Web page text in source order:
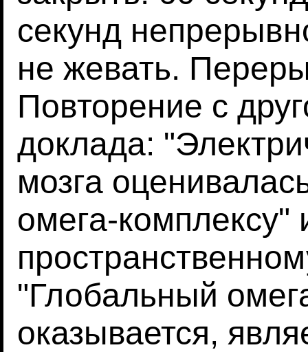
секунд
не жевать.
Повторение с
доклада:
мозга
омега-комплексу"
"Глобальный
оказывается,